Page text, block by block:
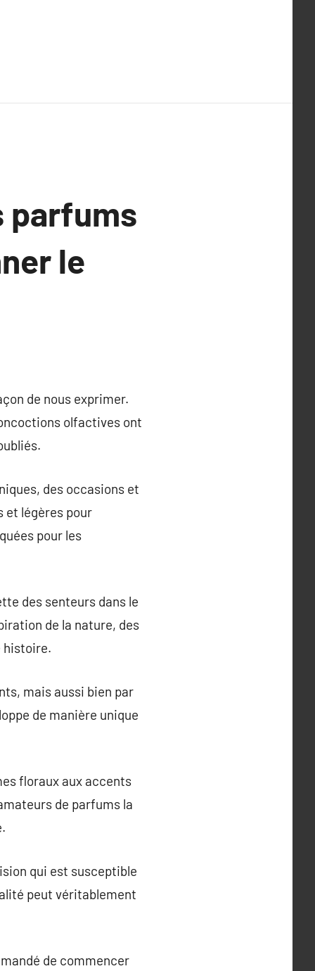
parfums
le
de nous exprimer.
olfactives ont
des occasions et
et légères pour
pour les
des senteurs dans le
de la nature, des
histoire.
mais aussi bien par
de manière unique
floraux aux accents
de parfums la
qui est susceptible
peut véritablement
de commencer